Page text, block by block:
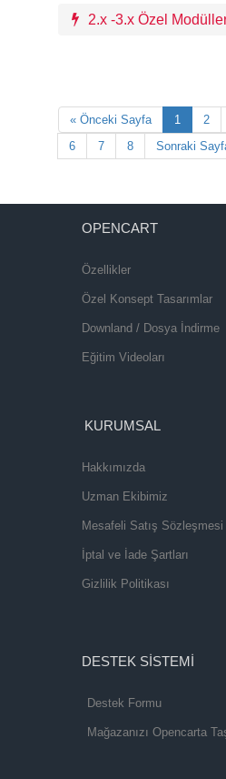
« Önceki Sayfa 1 2
6
7 8 Sonraki
2.x -3.x Özel
OPENCART
Özellikler
Özel Konsept Tasarımlar
Downland / Dosya İndirme
Eğitim Videoları
KURUMSAL
Hakkımızda
Uzman Ekibimiz
Mesafeli Satış Sözleşmesi
İptal ve İade Şartları
Gizlilik Politikası
DESTEK SİSTEMİ
Destek Formu
Mağazanızı Opencarta